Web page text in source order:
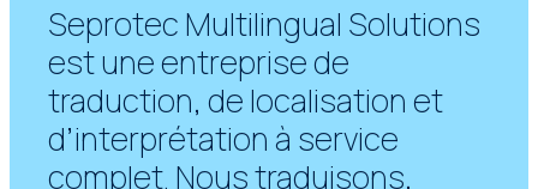
Seprotec Multilingual Solutions
est une entreprise de
traduction, de localisation et
d’interprétation à service
complet. Nous traduisons,